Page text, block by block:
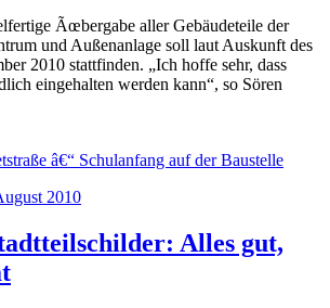
Ãœbergabe aller Gebäudeteile der
und Außenanlage soll laut Auskunft des
2010 stattfinden. „Ich hoffe sehr, dass
eingehalten werden kann“, so Sören
â€“ Schulanfang auf der Baustelle
2010
Alles gut,